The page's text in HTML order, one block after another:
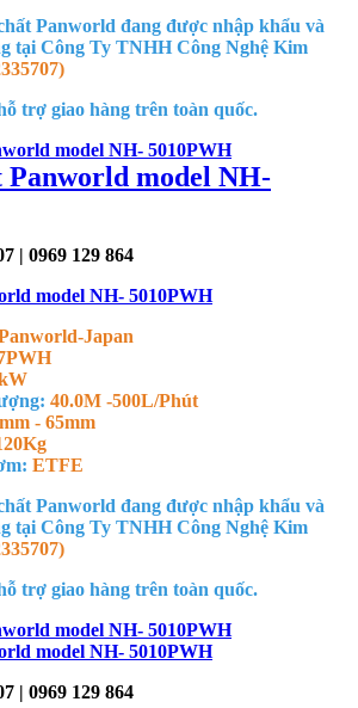
Panworld đang được nhập khẩu và
tại Công Ty TNHH Công Nghệ Kim
trợ giao hàng trên toàn quốc.
Panworld model NH-
| 0969 129 864
model NH- 5010PWH
Japan
40.0M -500L/Phút
- 65mm
ETFE
Panworld đang được nhập khẩu và
tại Công Ty TNHH Công Nghệ Kim
trợ giao hàng trên toàn quốc.
model NH- 5010PWH
| 0969 129 864